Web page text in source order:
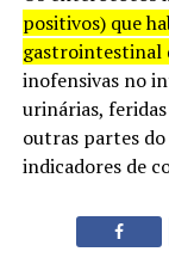
positivos) que
gastrointestinal
inofensivas no
urinárias,
outras partes
indicadores de